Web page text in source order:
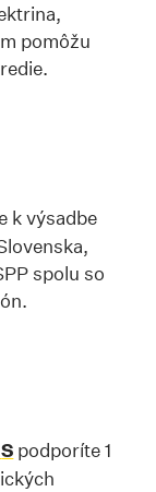
pomôžu
k výsadbe
spolu so
S podporíte 1